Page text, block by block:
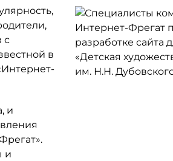
с
в
и
и